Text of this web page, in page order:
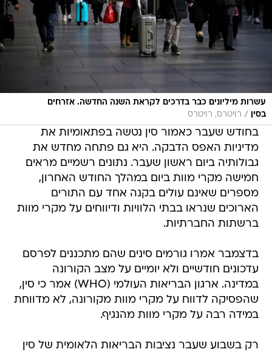
עשרות מיליונים כבר בדרכים לקראת השנה החדשה. אזרחים
בסין
/ רויטרס, רויטרס
בחודש שעבר כאמור סין נטשה בפתאומיות את
מדיניות האפס הדבקה. היא גם פתחה מחדש את
גבולותיה ביום ראשון שעבר. נתונים רשמיים מראים
חמישה מקרי מוות ביום במהלך החודש האחרון,
מספרים שאינם עולים בקנה אחד עם התורים
הארוכים שנראו בבתי הלוויות ודיווחים על מקרי מוות
ברשתות החברתיות.
בדצמבר אמרו גורמים סינים שהם מתכננים לפרסם
עדכונים חודשיים ולא יומיים על מצב הקורונה
במדינה. ארגון הבריאות העולמי (WHO) אמר כי סין,
שהפסיקה לדווח על מקרי מוות מקורונה, לא מדווחת
במידה רבה על מקרי מוות מהנגיף.
רק בשבוע שעבר נציבות הבריאות הלאומית של סין